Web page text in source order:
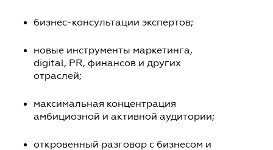
бизнес-консультации экспертов;
новые инструменты маркетинга,
digital, PR, финансов и других
отраслей;
максимальная концентрация
амбициозной и активной аудитории;
откровенный разговор с бизнесом и